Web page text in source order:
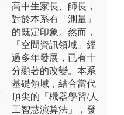
高中生家長、師長，
對於本系有「測量」
的既定印象。然而，
「空間資訊領域」經
過多年發展，已有十
分顯著的改變。本系
基礎領域，結合當代
頂尖的「機器學習/人
工智慧演算法」，發